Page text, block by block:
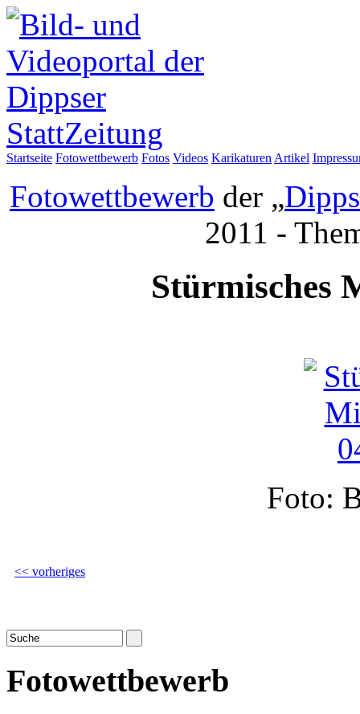
Startseite Fotowettbewerb Fotos Videos Karikaturen Artikel
Fotowettbewerb der „
2011 -
Stürmisches
Foto:
<< vorheriges
Fotowettbewerb